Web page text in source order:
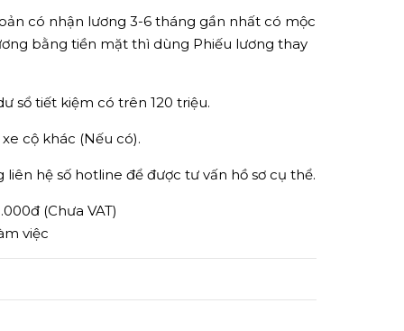
có nhận lương 3-6 tháng gần nhất có mộc
bằng tiền mặt thì dùng Phiếu lương thay
sổ tiết kiệm có trên 120 triệu.
cộ khác (Nếu có).
hệ số hotline để được tư vấn hồ sơ cụ thể.
(Chưa VAT)
việc